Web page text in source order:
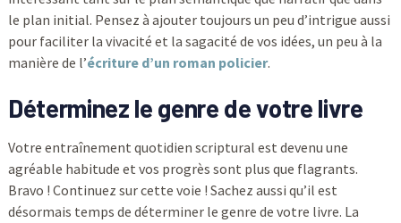
le plan initial. Pensez à ajouter toujours un peu d’intrigue aussi
pour faciliter la vivacité et la sagacité de vos idées, un peu à la
manière de l’écriture d’un roman policier.
Déterminez le genre de votre livre
Votre entraînement quotidien scriptural est devenu une
agréable habitude et vos progrès sont plus que flagrants.
Bravo ! Continuez sur cette voie ! Sachez aussi qu’il est
désormais temps de déterminer le genre de votre livre. La